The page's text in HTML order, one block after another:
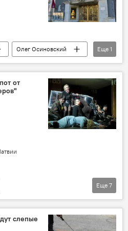
Олег Осиновский
Еще 1
от
Латвия
Еще 7
слепые